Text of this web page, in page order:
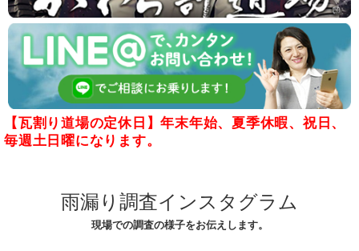
【瓦割り道場の定休日】年末年始、夏季休暇、祝日、
毎週土日曜になります。
雨漏り調査インスタグラム
現場での調査の様子をお伝えします。